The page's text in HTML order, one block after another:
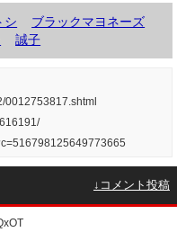
シ
ブラックマヨネーズ
誠子
0012753817.shtml
↓コメント投稿